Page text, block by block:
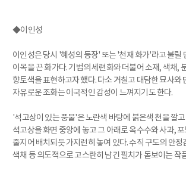
◆이인성
이인성은 당시 '혜성의 등장' 또는 '천재 화가'라고 불릴
이목을 끈 화가다. 기법의 세련화와 더불어 소재, 색채,
향토색을 표현하고자 했다. 다소 거칠고 대담한 묘사와
자유로운 조화는 이국적인 감성이 느껴지기도 한다.
'석고상이 있는 풍물'은 노란색 바탕에 붉은색 천을 깔고
석고상을 화면 중앙에 놓고 그 아래로 옥수수와 사과,
줄지어 배치되듯 가지런히 놓여 있다. 수직 구도의 안정
색채 등 의도적으로 고스란히 남긴 필치가 돋보이는 작